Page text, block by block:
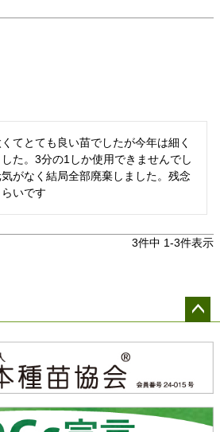
てとても良い苗でしたが今年は細く
た。3分の1しか使用できませんでし
がなく結局全部廃棄しました。残念
いです
3件中 1-3件表示
へ